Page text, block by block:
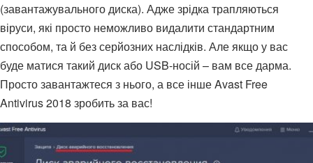
(завантажувального диска). Адже зрідка трапляються
віруси, які просто неможливо видалити стандартним
способом, та й без серйозних наслідків. Але якщо у вас
буде матися такий диск або USB-носій – вам все дарма.
Просто завантажтеся з нього, а все інше Avast Free
Antivirus 2018 зробить за вас!